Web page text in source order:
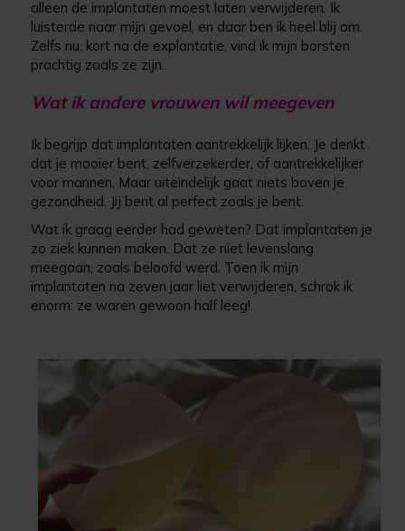
alleen de implantaten moest laten verwijderen. Ik
luisterde naar mijn gevoel, en daar ben ik heel blij om.
Zelfs nu, kort na de explantatie, vind ik mijn borsten
prachtig zoals ze zijn.
Wat ik andere vrouwen wil meegeven
Ik begrijp dat implantaten aantrekkelijk lijken. Je denkt
dat je mooier bent, zelfverzekerder, of aantrekkelijker
voor mannen. Maar uiteindelijk gaat niets boven je
gezondheid. Jij bent al perfect zoals je bent.
Wat ik graag eerder had geweten? Dat implantaten je
zo ziek kunnen maken. Dat ze niet levenslang
meegaan, zoals beloofd werd. Toen ik mijn
implantaten na zeven jaar liet verwijderen, schrok ik
enorm: ze waren gewoon half leeg!